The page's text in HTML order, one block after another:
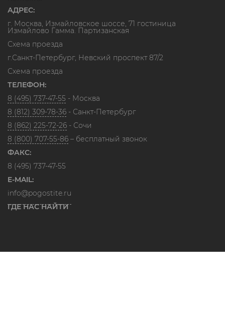
АДРЕС:
г. Москва, Измайловское шоссе, 71 гостиница
Измайлово Гамма. Партизанская
Схема проезда
г.Санкт-Петербург, Невский проспект 87/2
Схема проезда
ТЕЛЕФОН:
8 (495) 737-47-55 - Москва
8 (812) 309-78-36 - Санкт-Петербург
8 (862) 225-72-26 - Сочи
8 (800) 707-55-86 – бесплатный звонок
ФАКС:
8 (495) 737-47-55
E-MAIL:
info@pogostite.ru
ГДЕ НАС НАЙТИ